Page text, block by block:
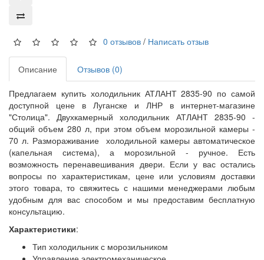
0 отзывов / Написать отзыв
Описание Отзывов (0)
Предлагаем купить холодильник АТЛАНТ 2835-90 по самой
доступной цене в Луганске и ЛНР в интернет-магазине
"Столица". Двухкамерный холодильник АТЛАНТ 2835-90 -
общий объем 280 л, при этом объем морозильной камеры -
70 л. Размораживание холодильной камеры автоматическое
(капельная система), а морозильной - ручное. Есть
возможность перенавешивания двери. Если у вас остались
вопросы по характеристикам, цене или условиям доставки
этого товара, то свяжитесь с нашими менеджерами любым
удобным для вас способом и мы предоставим бесплатную
консультацию.
Характеристики:
Тип холодильник с морозильником